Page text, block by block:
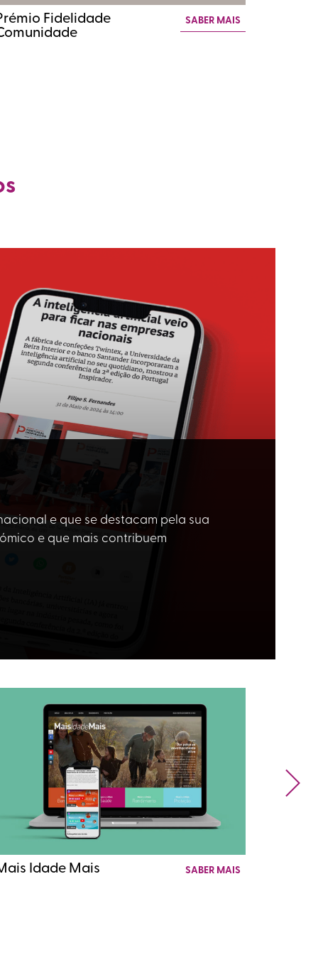
Fidelidade
SABER MAIS
e que se destacam pela sua
e que mais contribuem
Idade Mais SABER MAIS